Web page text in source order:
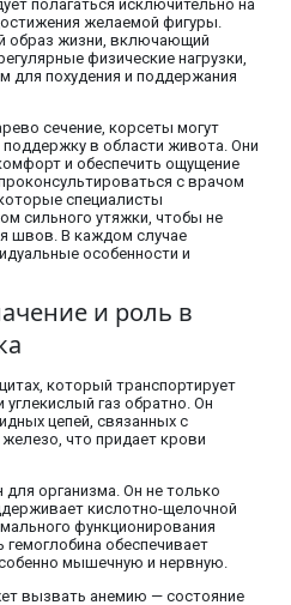
полагаться исключительно на
желаемой фигуры.
образ жизни, включающий
физические нагрузки,
похудения и поддержания
сечение, корсеты могут
в области живота. Они
и обеспечить ощущение
с врачом
специалисты
сильного утяжки, чтобы не
швов. В каждом случае
особенности и
и роль в
который транспортирует
углекислый газ обратно. Он
цепей, связанных с
что придает крови
организма. Он не только
кислотно-щелочной
функционирования
обеспечивает
мышечную и нервную.
вызвать анемию — состояние